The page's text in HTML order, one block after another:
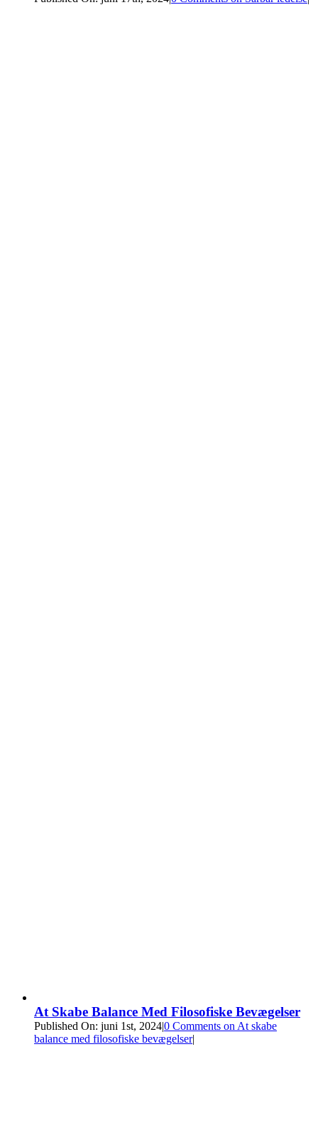
At Skabe Balance Med Filosofiske Bevægelser
Published On: juni 1st, 2024|0 Comments on At skabe
balance med filosofiske bevægelser|